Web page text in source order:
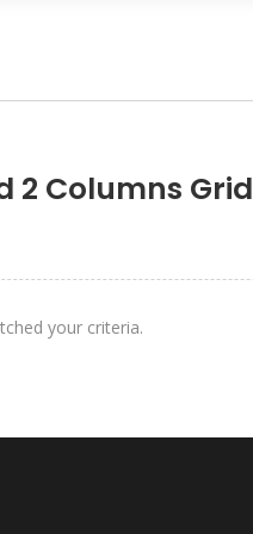
2 Columns Grid
your criteria.